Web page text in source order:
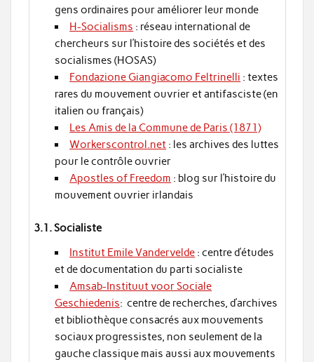
gens ordinaires pour améliorer leur monde
H-Socialisms : réseau international de
chercheurs sur l’histoire des sociétés et des
socialismes (HOSAS)
Fondazione Giangiacomo Feltrinelli : textes
rares du mouvement ouvrier et antifasciste (en
italien ou français)
Les Amis de la Commune de Paris (1871)
Workerscontrol.net : les archives des luttes
pour le contrôle ouvrier
Apostles of Freedom : blog sur l’histoire du
mouvement ouvrier irlandais
3.1. Socialiste
Institut Emile Vandervelde : centre d’études
et de documentation du parti socialiste
Amsab-Instituut voor Sociale
Geschiedenis: centre de recherches, d’archives
et bibliothèque consacrés aux mouvements
sociaux progressistes, non seulement de la
gauche classique mais aussi aux mouvements